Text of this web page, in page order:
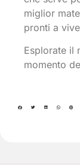
miglior
pronti a
Esplorate il
momento